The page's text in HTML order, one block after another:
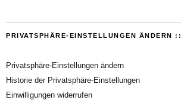
PRIVATSPHÄRE-EINSTELLUNGEN ÄNDERN ::
Privatsphäre-Einstellungen ändern
Historie der Privatsphäre-Einstellungen
Einwilligungen widerrufen